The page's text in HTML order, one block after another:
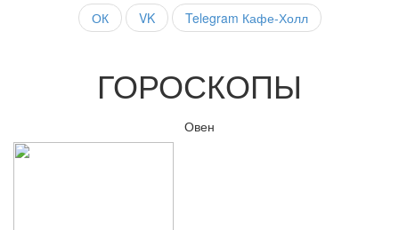
ОК VK Telegram Кафе-Холл
ГОРОСКОПЫ
Овен